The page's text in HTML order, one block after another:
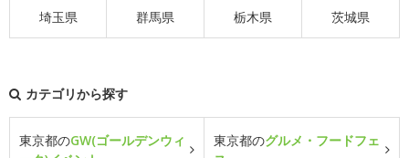
埼玉県 群馬県 栃木県 茨城県
カテゴリから探す
東京都のGW(ゴールデンウィ
東京都のグルメ・フードフェ